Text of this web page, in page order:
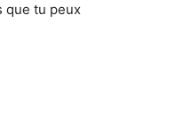
que tu peux